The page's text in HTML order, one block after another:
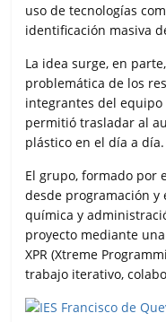
uso de tecnologías
identificación masiva
La idea surge, en
problemática de los
integrantes del
permitió trasladar al
plástico en el día a día.
El grupo, formado por
desde programación y
química y
proyecto mediante
XPR (Xtreme
trabajo iterativo,